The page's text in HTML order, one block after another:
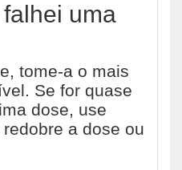
uma
tome-a o mais
Se for quase
dose, use
a dose ou